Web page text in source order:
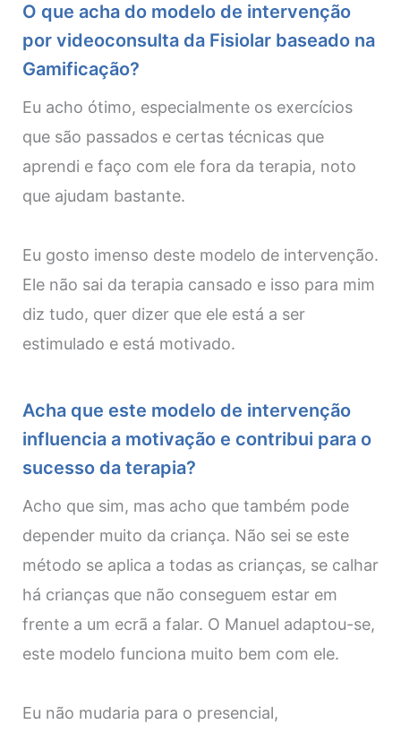
O que acha do modelo de intervenção
por videoconsulta da Fisiolar baseado na
Gamificação?
Eu acho ótimo, especialmente os exercícios
que são passados e certas técnicas que
aprendi e faço com ele fora da terapia, noto
que ajudam bastante.
Eu gosto imenso deste modelo de intervenção.
Ele não sai da terapia cansado e isso para mim
diz tudo, quer dizer que ele está a ser
estimulado e está motivado.
Acha que este modelo de intervenção
influencia a motivação e contribui para o
sucesso da terapia?
Acho que sim, mas acho que também pode
depender muito da criança. Não sei se este
método se aplica a todas as crianças, se calhar
há crianças que não conseguem estar em
frente a um ecrã a falar. O Manuel adaptou-se,
este modelo funciona muito bem com ele.
Eu não mudaria para o presencial,